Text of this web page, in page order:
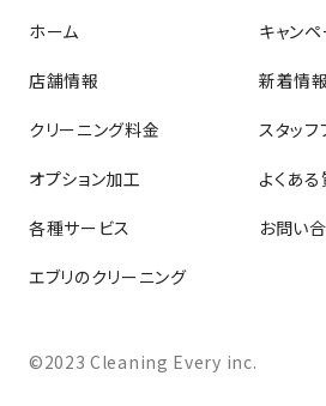
ホーム
店舗情報
クリーニング料金
オプション加工
各種サービス
エブリのクリーニング
キャン
新着情報
スタッ
よくあ
お問い
©2023 Cleaning Every inc.